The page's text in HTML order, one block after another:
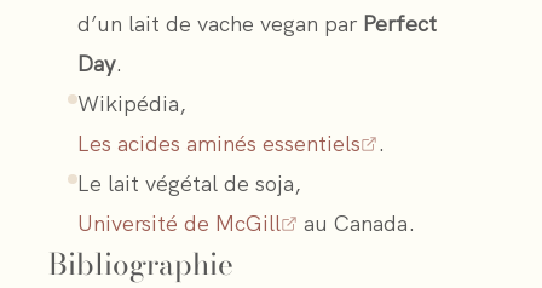
d’un lait de vache vegan par Perfect
Day.
Wikipédia,
Les acides aminés essentiels
.
Le lait végétal de soja,
Université de McGill
au Canada.
Bibliographie